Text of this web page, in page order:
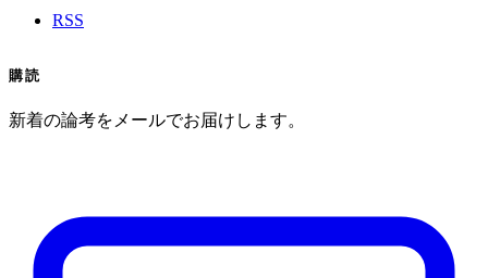
RSS
購読
新着の論考をメールでお届けします。